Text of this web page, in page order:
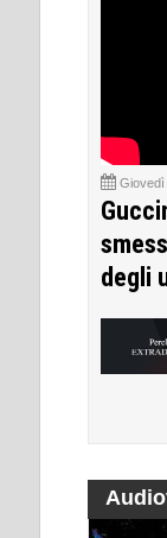
Giovedì
degli